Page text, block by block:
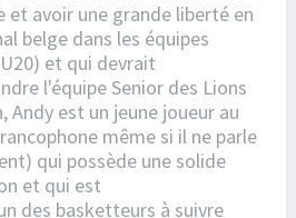
et avoir une grande liberté en
belge dans les équipes
et qui devrait
l'équipe Senior des Lions
Andy est un jeune joueur au
même si il ne parle
qui possède une solide
et qui est
des basketteurs à suivre